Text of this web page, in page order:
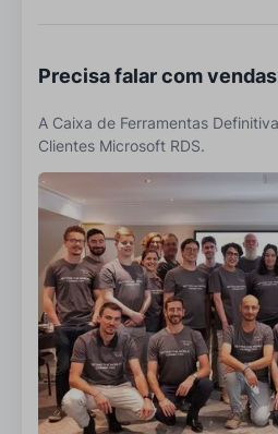
Precisa falar com
A Caixa de Ferramentas
Clientes Microsoft RDS.